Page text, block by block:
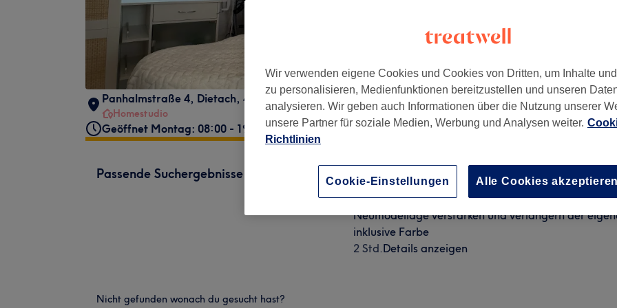
Panhalmstraße 4, Dietach, 4407
Homestudio
Geöffnet Montag: 08:00 - 19:30
Passende Suchergebnisse
Naturnagelverstärken mit Gel
Details anzeigen
Neumodellage verstärken und verlängern der
inklusive Farbe
2 Std.Details anzeigen
Nicht gefunden wonach du gesucht hast?
Wir verwenden eigene Cookies und Cookies von Dritten, um Inhalte
zu personalisieren, Medienfunktionen bereitzustellen und unseren
analysieren. Wir geben auch Informationen über die Nutzung unserer
unsere Partner für soziale Medien, Werbung und Analysen weiter.
Richtlinien
Alle Cookies
Cookie-Einstellungen